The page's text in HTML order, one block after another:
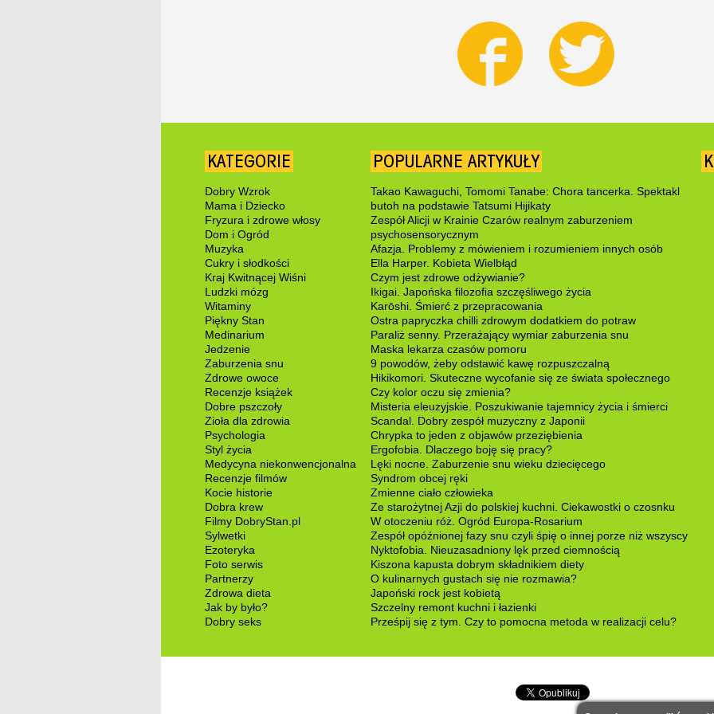
KATEGORIE
Dobry Wzrok
Mama i Dziecko
Fryzura i zdrowe włosy
Dom i Ogród
Muzyka
Cukry i słodkości
Kraj Kwitnącej Wiśni
Ludzki mózg
Witaminy
Piękny Stan
Medinarium
Jedzenie
Zaburzenia snu
Zdrowe owoce
Recenzje książek
Dobre pszczoły
Zioła dla zdrowia
Psychologia
Styl życia
Medycyna niekonwencjonalna
Recenzje filmów
Kocie historie
Dobra krew
Filmy DobryStan.pl
Sylwetki
Ezoteryka
Foto serwis
Partnerzy
Zdrowa dieta
Jak by było?
Dobry seks
POPULARNE ARTYKUŁY
Takao Kawaguchi, Tomomi Tanabe: Chora tancerka. Spektakl
butoh na podstawie Tatsumi Hijikaty
Zespół Alicji w Krainie Czarów realnym zaburzeniem
psychosensorycznym
Afazja. Problemy z mówieniem i rozumieniem innych osób
Ella Harper. Kobieta Wielbłąd
Czym jest zdrowe odżywianie?
Ikigai. Japońska filozofia szczęśliwego życia
Karōshi. Śmierć z przepracowania
Ostra papryczka chilli zdrowym dodatkiem do potraw
Paraliż senny. Przerażający wymiar zaburzenia snu
Maska lekarza czasów pomoru
9 powodów, żeby odstawić kawę rozpuszczalną
Hikikomori. Skuteczne wycofanie się ze świata społecznego
Czy kolor oczu się zmienia?
Misteria eleuzyjskie. Poszukiwanie tajemnicy życia i śmierci
Scandal. Dobry zespół muzyczny z Japonii
Chrypka to jeden z objawów przeziębienia
Ergofobia. Dlaczego boję się pracy?
Lęki nocne. Zaburzenie snu wieku dziecięcego
Syndrom obcej ręki
Zmienne ciało człowieka
Ze starożytnej Azji do polskiej kuchni. Ciekawostki o czosnku
W otoczeniu róż. Ogród Europa-Rosarium
Zespół opóźnionej fazy snu czyli śpię o innej porze niż wszyscy
Nyktofobia. Nieuzasadniony lęk przed ciemnością
Kiszona kapusta dobrym składnikiem diety
O kulinarnych gustach się nie rozmawia?
Japoński rock jest kobietą
Szczelny remont kuchni i łazienki
Prześpij się z tym. Czy to pomocna metoda w realizacji celu?